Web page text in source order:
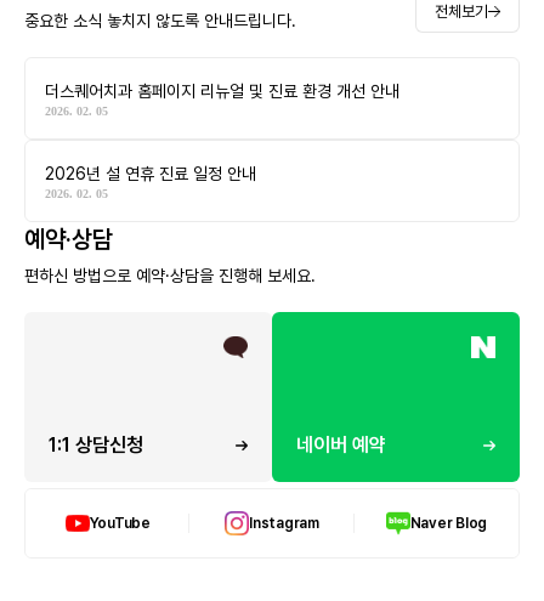
중요한 소식 놓치지 않도록 안내드립니다. 전체보기
더스퀘어치과 홈페이지 리뉴얼 및 진료 환경 개선 안내
2026. 02. 05
2026년 설 연휴 진료 일정 안내
2026. 02. 05
예약·상담
편하신 방법으로 예약·상담을 진행해 보세요.
1:1 상담신청 네이버 예약
YouTube Instagram Naver Blog